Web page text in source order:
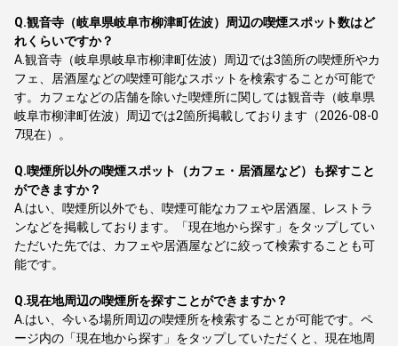
Q.観音寺（岐阜県岐阜市柳津町佐波）周辺の喫煙スポット数はど
れくらいですか？
A.観音寺（岐阜県岐阜市柳津町佐波）周辺では3箇所の喫煙所やカ
フェ、居酒屋などの喫煙可能なスポットを検索することが可能で
す。カフェなどの店舗を除いた喫煙所に関しては観音寺（岐阜県
岐阜市柳津町佐波）周辺では2箇所掲載しております（2026-08-0
7現在）。
Q.喫煙所以外の喫煙スポット（カフェ・居酒屋など）も探すこと
ができますか？
A. はい、喫煙所以外でも、喫煙可能なカフェや居酒屋、レストラ
ンなどを掲載しております。「現在地から探す」をタップしてい
ただいた先では、カフェや居酒屋などに絞って検索することも可
能です。
Q.現在地周辺の喫煙所を探すことができますか？
A. はい、今いる場所周辺の喫煙所を検索することが可能です。ペ
ージ内の「現在地から探す」をタップしていただくと、現在地周